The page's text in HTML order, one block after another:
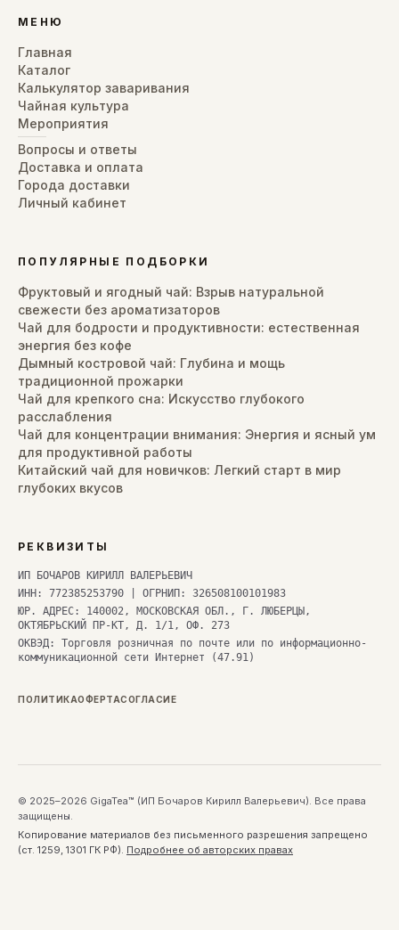
МЕНЮ
Главная
Каталог
Калькулятор заваривания
Чайная культура
Мероприятия
Вопросы и ответы
Доставка и оплата
Города доставки
Личный кабинет
ПОПУЛЯРНЫЕ ПОДБОРКИ
Фруктовый и ягодный чай: Взрыв натуральной
свежести без ароматизаторов
Чай для бодрости и продуктивности: естественная
энергия без кофе
Дымный костровой чай: Глубина и мощь
традиционной прожарки
Чай для крепкого сна: Искусство глубокого
расслабления
Чай для концентрации внимания: Энергия и ясный ум
для продуктивной работы
Китайский чай для новичков: Легкий старт в мир
глубоких вкусов
РЕКВИЗИТЫ
ИП БОЧАРОВ КИРИЛЛ ВАЛЕРЬЕВИЧ
ИНН: 772385253790 | ОГРНИП: 326508100101983
ЮР. АДРЕС: 140002, МОСКОВСКАЯ ОБЛ., Г. ЛЮБЕРЦЫ,
ОКТЯБРЬСКИЙ ПР-КТ, Д. 1/1, ОФ. 273
ОКВЭД: Торговля розничная по почте или по информационно-
коммуникационной сети Интернет (47.91)
ПОЛИТИКАОФЕРТАСОГЛАСИЕ
© 2025–2026 GigaTea™ (ИП Бочаров Кирилл Валерьевич). Все права
защищены.
Копирование материалов без письменного разрешения запрещено
(ст. 1259, 1301 ГК РФ). Подробнее об авторских правах